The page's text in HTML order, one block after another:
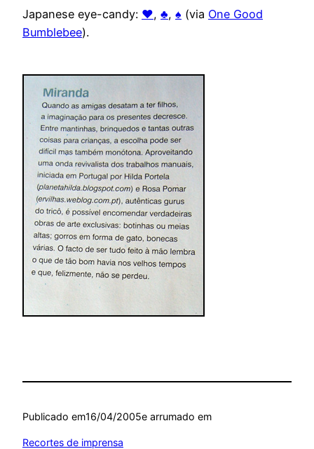
Japanese eye-candy: ♥, ♣, ♠ (via One Good
Bumblebee).
Publicado em16/04/2005e arrumado em
Recortes de imprensa